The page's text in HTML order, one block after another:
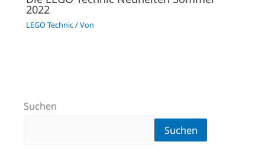
2022
LEGO Technic/ Von
Suchen
Suchen